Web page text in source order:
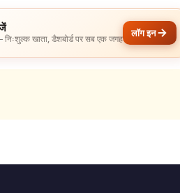
खाता, डैशबोर्ड पर सब एक जगह लॉग इन